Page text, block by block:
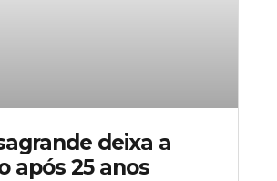
deixa a
após 25 anos